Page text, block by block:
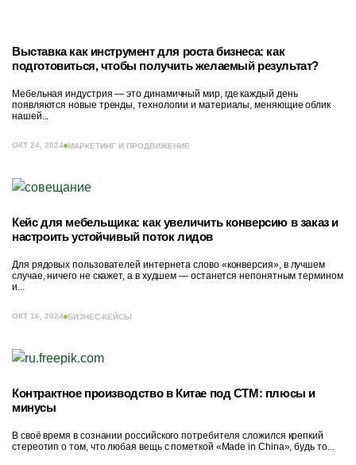
Выставка как инструмент для роста бизнеса: как
подготовиться, чтобы получить желаемый результат?
Мебельная индустрия — это динамичный мир, где каждый день
появляются новые тренды, технологии и материалы, меняющие облик
нашей...
ОКТ 24, 2024 МАРКЕТИНГ И ПРОДВИЖЕНИЕ
Кейс для мебельщика: как увеличить конверсию в заказ и
настроить устойчивый поток лидов
Для рядовых пользователей интернета слово «конверсия», в лучшем
случае, ничего не скажет, а в худшем — останется непонятным термином
и...
ОКТ 16, 2024 БИЗНЕС-КЕЙСЫ
Контрактное производство в Китае под СТМ: плюсы и
минусы
В своё время в сознании российского потребителя сложился крепкий
стереотип о том, что любая вещь с пометкой «Made in China», будь то...